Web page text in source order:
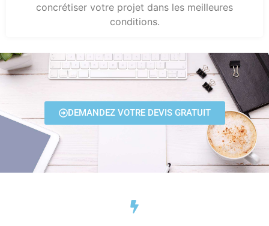
concrétiser votre projet dans les meilleures
conditions.
DEMANDEZ VOTRE DEVIS GRATUIT